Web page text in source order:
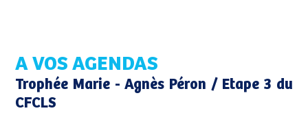
A VOS AGENDAS
Trophée Marie - Agnès Péron / Etape 3 du
CFCLS